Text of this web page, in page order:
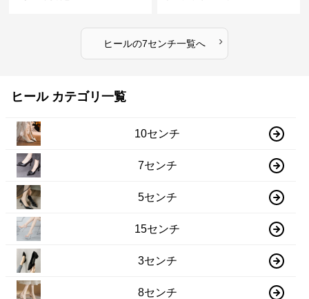
ヒールの7センチ一覧へ ›
ヒール カテゴリ一覧
10センチ
7センチ
5センチ
15センチ
3センチ
8センチ